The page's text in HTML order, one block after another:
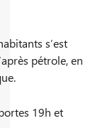
s’est
pétrole, en
19h et